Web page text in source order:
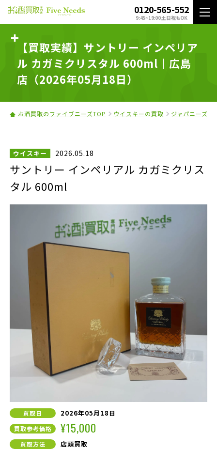
0120-565-552
9:45~19:00 土日祝もOK
【買取実績】サントリー インペリア
ル カガミクリスタル 600ml｜広島
店（2026年05月18日）
お酒買取のファイブニーズTOP ウイスキーの買取 ジャパニーズ
ウイスキー 2026.05.18
サントリー インペリアル カガミクリス
タル 600ml
買取日 2026年05月18日
買取参考価格 ¥15,000
買取方法 店頭買取